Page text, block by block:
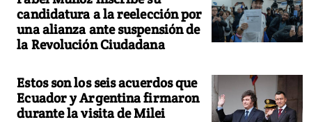
candidatura a la reelección por
una alianza ante suspensión de
la Revolución Ciudadana
Estos son los seis acuerdos que
Ecuador y Argentina firmaron
durante la visita de Milei